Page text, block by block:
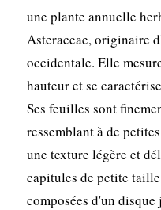
une plante annuelle
Asteraceae, originaire
occidentale. Elle
hauteur et se
Ses feuilles sont
ressemblant à de
une texture légère et
capitules de petite
composées d'un